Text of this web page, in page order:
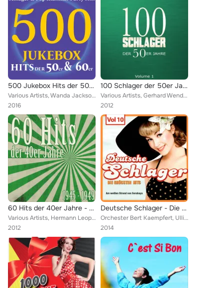
500 Jukebox Hits der 50er & 60er (Schlager & Pop Klassiker Party Hits - Über 20 Stunden Musik!)
Various Artists, Wanda Jackson, Angèle Durand, Jörg Maria Berg, Freddy Quinn, Conway Twitty, Gerhard Wendland, Chuck Berry, Del ...
2016
100 Schlager der 50er Jahre, Vol. 1
Various Artists, Gerhard Wendland, Die Starlets, Rodgers Duett, Bert Kaempfert, Bully Buhlan, Ivo Robic, Melitta Berg, Detlev La...
2012
60 Hits der 40er Jahre - 1945 bis 1949 (Das waren unsere Schlager)
Various Artists, Hermann Leopoldi, Friedel Hensch, Die Cyprys, Orchester Juan Llossas, Hans Bargeleben, Ensemble Heinz Roth, Mar...
2012
Deutsche Schlager - Die größten Hits, Vol. 10
Orchester Bert Kaempfert, Ulli Martin, Rene Carol & Danielle Mac & W. Schneider, Willy Schneider, Gerhard Wendland, Heinz Woezel...
2014